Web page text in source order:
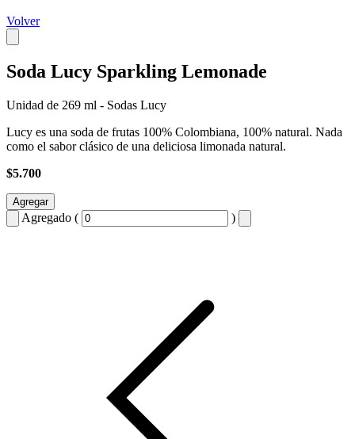
Volver
Soda Lucy Sparkling Lemonade
Unidad de 269 ml - Sodas Lucy
Lucy es una soda de frutas 100% Colombiana, 100% natural. Nada
como el sabor clásico de una deliciosa limonada natural.
$5.700
Agregar
Agregado ( )